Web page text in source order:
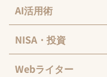
AI活用術
NISA・投資
Webライター